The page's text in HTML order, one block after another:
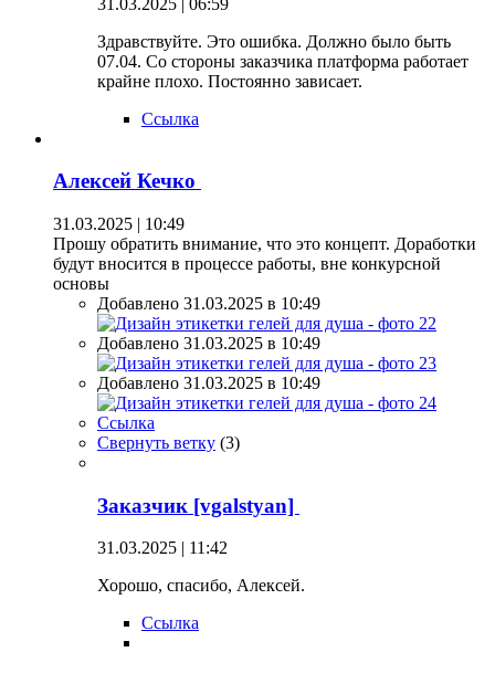
Здравствуйте. Это ошибка. Должно было быть
07.04. Со стороны заказчика платформа работает
крайне плохо. Постоянно зависает.
Ссылка
Алексей Кечко
31.03.2025 | 10:49
Прошу обратить внимание, что это концепт. Доработки
будут вносится в процессе работы, вне конкурсной
основы
Добавлено 31.03.2025 в 10:49
Добавлено 31.03.2025 в 10:49
Добавлено 31.03.2025 в 10:49
Ссылка
Свернуть ветку (3)
Заказчик [vgalstyan]
31.03.2025 | 11:42
Хорошо, спасибо, Алексей.
Ссылка